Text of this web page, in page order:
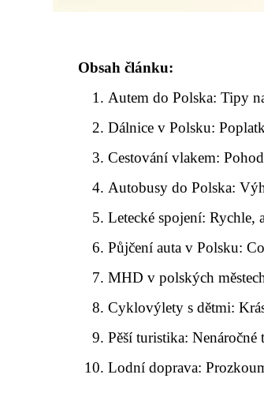
Obsah článku:
Autem do Polska: Tipy
Dálnice v Polsku:
Cestování vlakem:
Autobusy do Polska:
Letecké spojení: Rychle,
Půjčení auta v Polsku:
MHD v polských
Cyklovýlety s dětmi:
Pěší turistika:
Lodní doprava: